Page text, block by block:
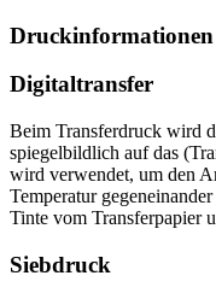
Druckinformationen
Digitaltransfer
Beim Transferdruck wird
spiegelbildlich auf das
wird verwendet, um den
Temperatur
Tinte vom Transferpapier
Siebdruck